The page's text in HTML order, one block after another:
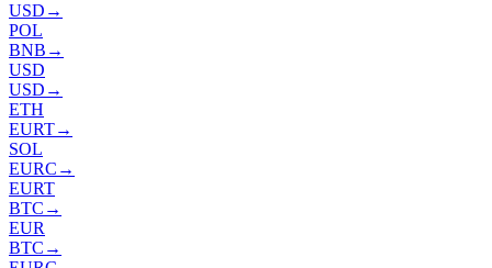
USD →
POL
BNB →
USD
USD →
ETH
EURT→
SOL
EURC →
EURT
BTC →
EUR
BTC →